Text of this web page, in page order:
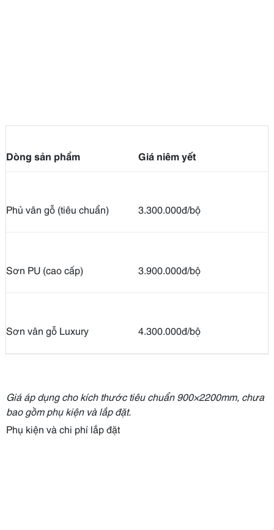
Dòng sản phẩm Giá niêm yết
Phủ vân gỗ (tiêu chuẩn) 3.300.000đ/bộ
Sơn PU (cao cấp) 3.900.000đ/bộ
Sơn vân gỗ Luxury 4.300.000đ/bộ
Giá áp dụng cho kích thước tiêu chuẩn 900×2200mm, chưa
bao gồm phụ kiện và lắp đặt.
Phụ kiện và chi phí lắp đặt